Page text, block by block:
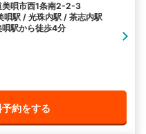
美唄市西1条南2-2-3
唄駅 / 光珠内駅 / 茶志内駅
唄駅から徒歩4分
約をする